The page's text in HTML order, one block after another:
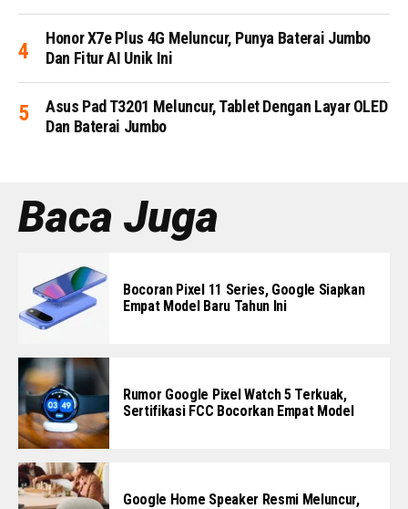
Honor X7e Plus 4G Meluncur, Punya Baterai Jumbo
Dan Fitur AI Unik Ini
Asus Pad T3201 Meluncur, Tablet Dengan Layar OLED
Dan Baterai Jumbo
Baca Juga
Bocoran Pixel 11 Series, Google Siapkan
Empat Model Baru Tahun Ini
Rumor Google Pixel Watch 5 Terkuak,
Sertifikasi FCC Bocorkan Empat Model
Google Home Speaker Resmi Meluncur,